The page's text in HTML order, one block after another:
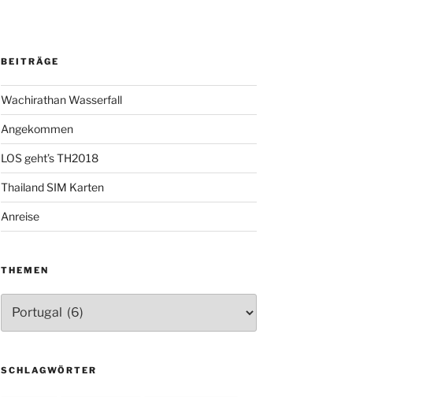
BEITRÄGE
Wachirathan Wasserfall
Angekommen
LOS geht’s TH2018
Thailand SIM Karten
Anreise
THEMEN
SCHLAGWÖRTER